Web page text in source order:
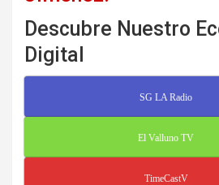
Descubre Nuestro
Digital
SG LA Radio
El Valluno TV
TimeCastV